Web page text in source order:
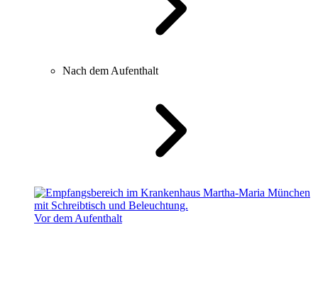
Nach dem Aufenthalt
Vor dem Aufenthalt